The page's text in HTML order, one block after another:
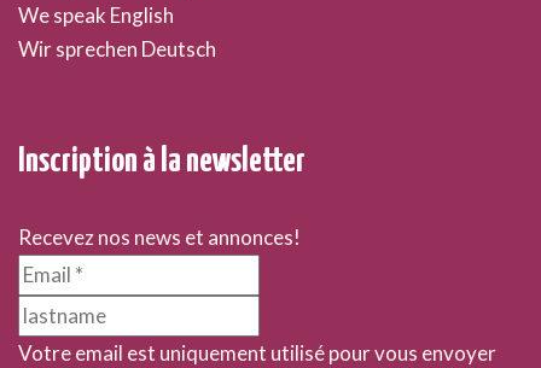
We speak English
Wir sprechen Deutsch
Inscription à la newsletter
Recevez nos news et annonces!
Votre email est uniquement utilisé pour vous envoyer